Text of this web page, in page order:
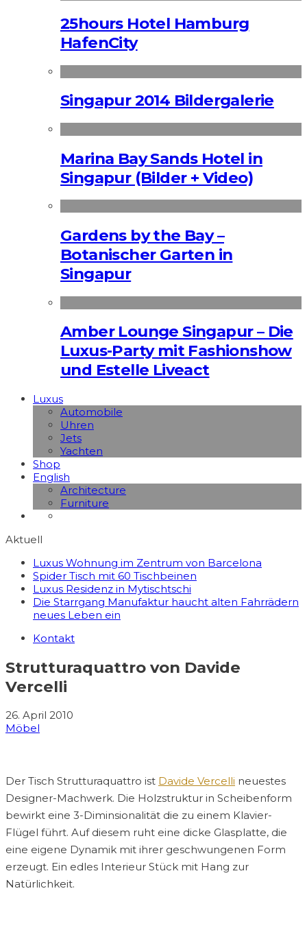
25hours Hotel Hamburg
HafenCity
Singapur 2014 Bildergalerie
Marina Bay Sands Hotel in
Singapur (Bilder + Video)
Gardens by the Bay –
Botanischer Garten in
Singapur
Amber Lounge Singapur – Die
Luxus-Party mit Fashionshow
und Estelle Liveact
Luxus
Automobile
Uhren
Jets
Yachten
Shop
English
Architecture
Furniture
Aktuell
Luxus Wohnung im Zentrum von Barcelona
Spider Tisch mit 60 Tischbeinen
Luxus Residenz in Mytischtschi
Die Starrgang Manufaktur haucht alten Fahrrädern
neues Leben ein
Kontakt
Strutturaquattro von Davide
Vercelli
26. April 2010
Möbel
Der Tisch Strutturaquattro ist Davide Vercelli neuestes
Designer-Machwerk. Die Holzstruktur in Scheibenform
bewirkt eine 3-Diminsionalität die zu einem Klavier-
Flügel führt. Auf diesem ruht eine dicke Glasplatte, die
eine eigene Dynamik mit ihrer geschwungenen Form
erzeugt. Ein edles Interieur Stück mit Hang zur
Natürlichkeit.